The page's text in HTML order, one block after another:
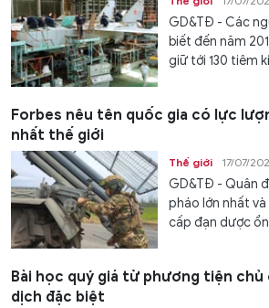
GD&TĐ - Các
biết đến năm
giữ tới 130 tiêm
Forbes nêu tên quốc gia có lực
nhất thế giới
Thế giới 17/07/
GD&TĐ - Quân
pháo lớn nhất
cấp đạn dược
Bài học quý giá từ phương tiện
dịch đặc biệt